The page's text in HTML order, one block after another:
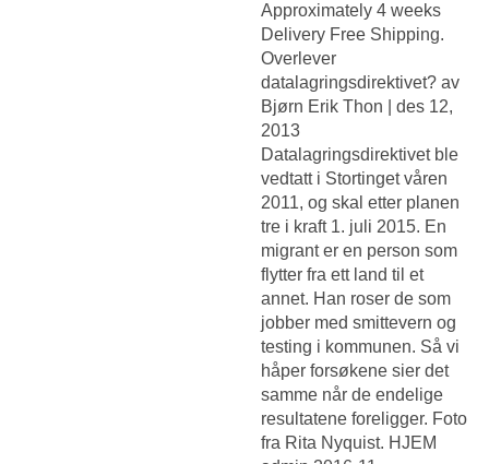
Approximately 4 weeks
Delivery Free Shipping.
Overlever
datalagringsdirektivet? av
Bjørn Erik Thon | des 12,
2013
Datalagringsdirektivet ble
vedtatt i Stortinget våren
2011, og skal etter planen
tre i kraft 1. juli 2015. En
migrant er en person som
flytter fra ett land til et
annet. Han roser de som
jobber med smittevern og
testing i kommunen. Så vi
håper forsøkene sier det
samme når de endelige
resultatene foreligger. Foto
fra Rita Nyquist. HJEM